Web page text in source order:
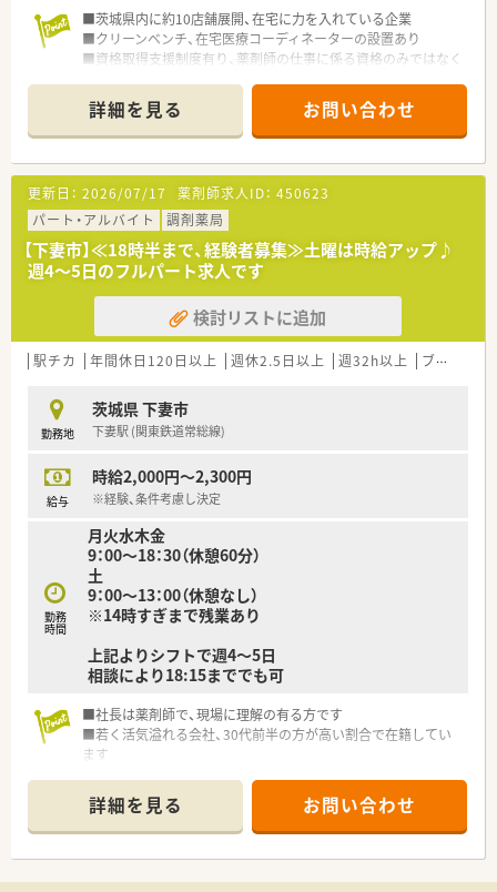
■茨城県内に約10店舗展開、在宅に力を入れている企業
■クリーンベンチ、在宅医療コーディネーターの設置あり
■資格取得支援制度有り、薬剤師の仕事に係る資格のみではなく
詳細を見る お問い合わせ
更新日： 2026/07/17 薬剤師求人ID： 450623
パート・アルバイト
調剤薬局
【下妻市】≪18時半まで、経験者募集≫土曜は時給アップ♪
週4～5日のフルパート求人です
検討リストに追加
駅チカ 年間休日120日以上 週休2.5日以上 週32h以上 ブランク可
勤務地
茨城県 下妻市
下妻駅 (関東鉄道常総線)
給与
時給2,000円～2,300円
※経験、条件考慮し決定
勤務
時間
月火水木金
9：00～18：30（休憩60分）
土
9：00～13：00（休憩なし）
※14時すぎまで残業あり
上記よりシフトで週4～5日
相談により18:15まででも可
■社長は薬剤師で、現場に理解の有る方です
■若く活気溢れる会社、30代前半の方が高い割合で在籍してい
ます
ポート薬局、飲食店も今後検討）
■茨城以外への新規出店予定はなく、遠方への異動がありません
詳細を見る お問い合わせ